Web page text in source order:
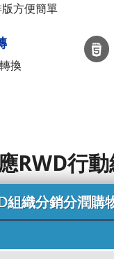
方便簡單
換
RWD行
組織分銷分潤購